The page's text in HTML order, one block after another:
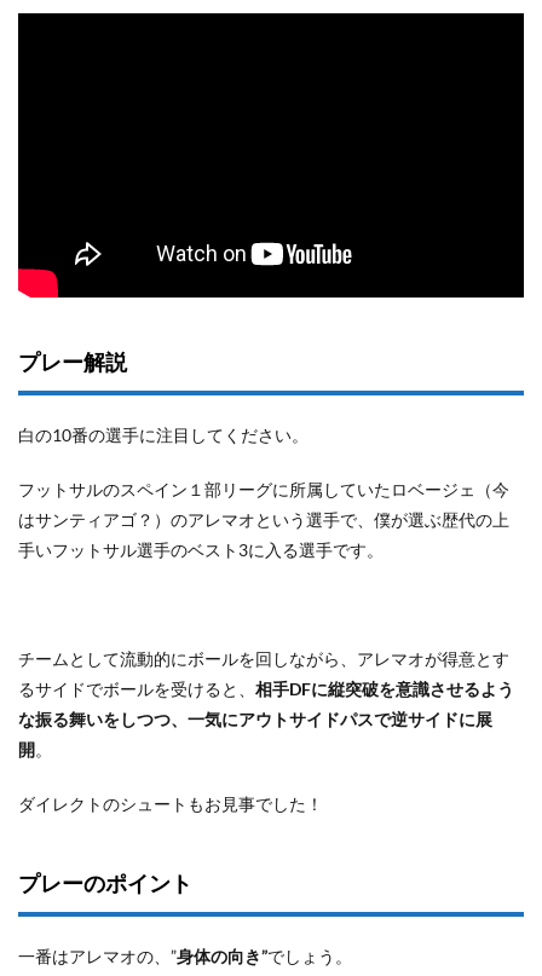
プレー解説
白の10番の選手に注目してください。
フットサルのスペイン１部リーグに所属していたロベージェ（今
はサンティアゴ？）のアレマオという選手で、僕が選ぶ歴代の上
手いフットサル選手のベスト3に入る選手です。
チームとして流動的にボールを回しながら、アレマオが得意とす
るサイドでボールを受けると、 相手DFに縦突破を意識させるよう
な振る舞いをしつつ、一気にアウトサイドパスで逆サイドに展
開。
ダイレクトのシュートもお見事でした！
プレーのポイント
一番はアレマオの、”身体の向き”でしょう。